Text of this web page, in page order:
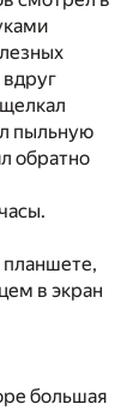
пыльную
обратно
планшете,
в экран
большая